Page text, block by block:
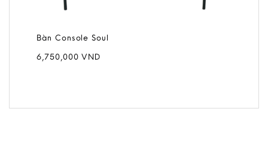
Bàn Console Soul
6,750,000VND